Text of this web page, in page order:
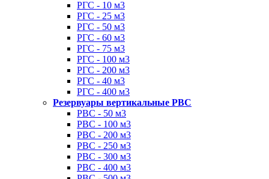
РГС - 10 м3
РГС - 25 м3
РГС - 50 м3
РГС - 60 м3
РГС - 75 м3
РГС - 100 м3
РГС - 200 м3
РГС - 40 м3
РГС - 400 м3
Резервуары вертикальные РВС
РВС - 50 м3
РВС - 100 м3
РВС - 200 м3
РВС - 250 м3
РВС - 300 м3
РВС - 400 м3